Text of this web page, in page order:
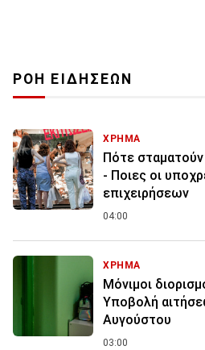
ΡΟΗ ΕΙΔΗΣΕΩΝ
ΧΡΗΜΑ
Πότε
- Ποιες οι
επιχειρήσεων
04:00
ΧΡΗΜΑ
Μόνιμοι
Υποβολή
Αυγούστου
03:00